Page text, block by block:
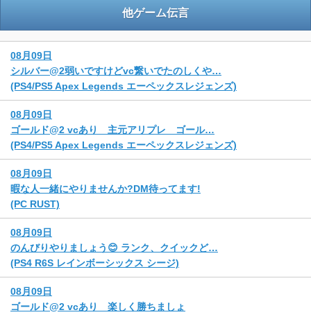
他ゲーム伝言
08月09日
シルバー@2弱いですけどvc繋いでたのしくや…
(PS4/PS5 Apex Legends エーペックスレジェンズ)
08月09日
ゴールド@2 vcあり 主元アリプレ ゴール…
(PS4/PS5 Apex Legends エーペックスレジェンズ)
08月09日
暇な人一緒にやりませんか?DM待ってます!
(PC RUST)
08月09日
のんびりやりましょう😊 ランク、クイックど…
(PS4 R6S レインボーシックス シージ)
08月09日
ゴールド@2 vcあり 楽しく勝ちましょ